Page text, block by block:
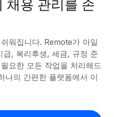
손쉽게 처리
로 사업을 확장
아보기
채용 관리를 손
워집니다. Remote가 아일
급, 복리후생, 세금, 규정 준
요한 모든 작업을 처리해드
나의 간편한 플랫폼에서 이